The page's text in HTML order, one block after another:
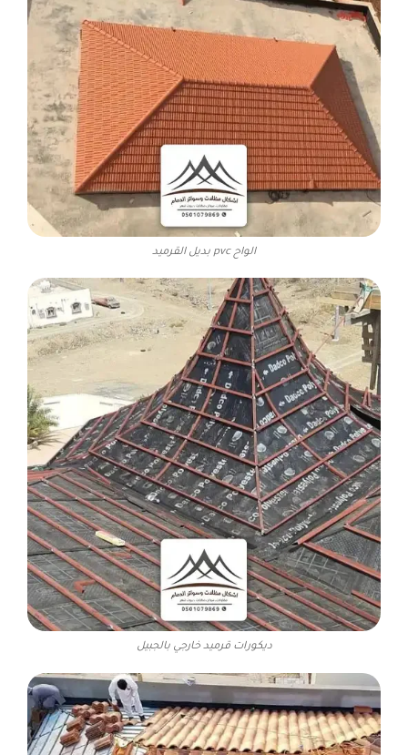
الواح pvc بديل القرميد
ديكورات قرميد خارجي بالجبيل